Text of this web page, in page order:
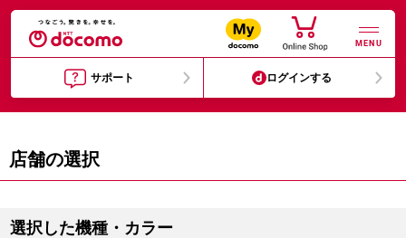
MENU
サポート ログインする
店舗の選択
選択した機種・カラー